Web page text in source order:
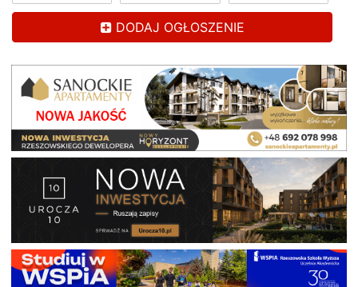
DODAJ OGŁOSZENIE